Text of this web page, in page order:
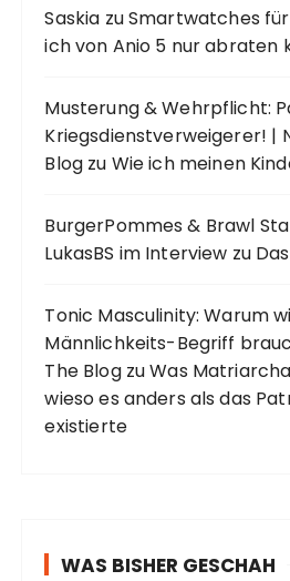
Saskia zuSmartwatches
ich von Anio 5 nur abraten
Musterung & Wehrpflicht:
Kriegsdienstverweigerer! |
Blog zu Wie ich meinen
BurgerPommes & Brawl
LukasBS im Interview zu
Tonic Masculinity: Warum
Männlichkeits-Begriff
The BlogzuWas
wieso es anders als das
existierte
WAS BISHER GESCHAH